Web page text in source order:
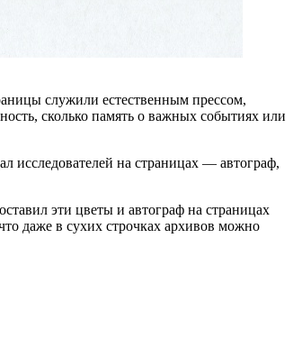
служили естественным прессом,
сколько память о важных событиях или
исследователей на страницах — автограф,
эти цветы и автограф на страницах
даже в сухих строчках архивов можно